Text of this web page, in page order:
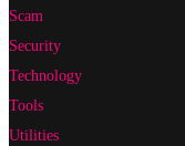
Scam
Security
Technology
Tools
Utilities